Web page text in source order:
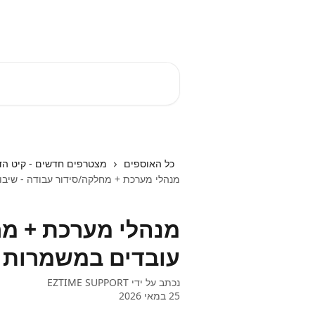
כל האוספים
מצטרפים חדשים - קיט
מנהלי מערכת + מחלקה/סידור עבודה -
מנהלי מערכת +
עובדים במשמרות
נכתב על ידי EZTIME SUPPORT
25 במאי 2026